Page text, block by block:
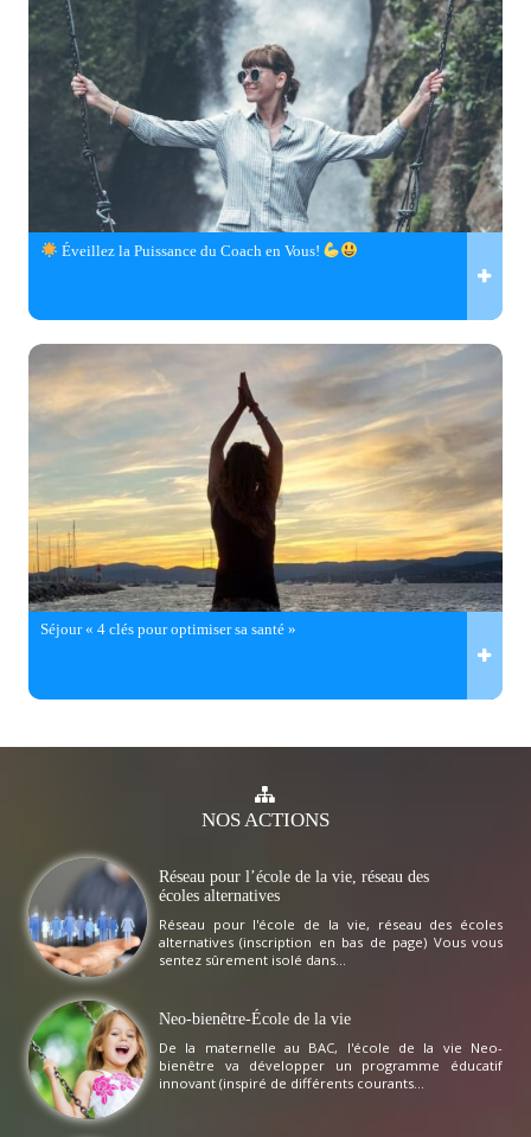
Éveillez la Puissance du Coach en Vous!
Séjour « 4 clés pour optimiser sa santé »
NOSACTIONS
Réseau pour l’école de la vie, réseau des
écoles alternatives
Réseau pour l'école de la vie, réseau des écoles
alternatives (inscription en bas de page) Vous vous
sentez sûrement isolé dans...
Neo-bienêtre-École de la vie
De la maternelle au BAC, l'école de la vie Neo-
bienêtre va développer un programme éducatif
innovant (inspiré de différents courants...